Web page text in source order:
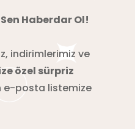
Haberdar Ol!
indirimlerimiz ve
özel sürpriz
e-posta listemize